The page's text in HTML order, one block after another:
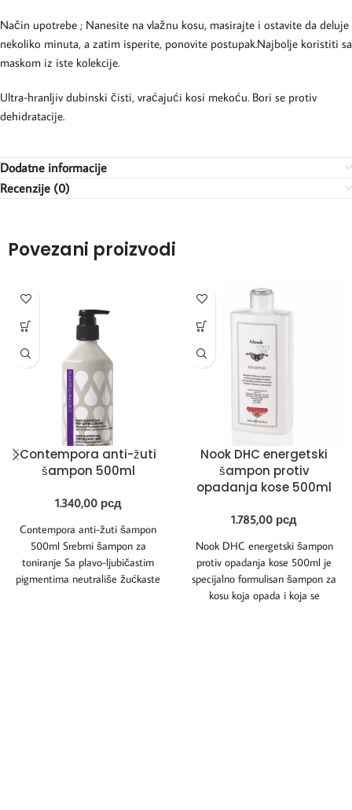
Način upotrebe ; Nanesite na vlažnu kosu, masirajte i ostavite da deluje
nekoliko minuta, a zatim isperite, ponovite postupak.Najbolje koristiti sa
maskom iz iste kolekcije.
Ultra-hranljiv dubinski čisti, vraćajući kosi mekoću. Bori se protiv
dehidratacije.
Dodatne informacije
Recenzije (0)
Povezani proizvodi
Contempora anti-žuti
šampon 500ml
1.340,00 рсд
Contempora anti-žuti šampon
500ml Srebrni šampon za
toniranje Sa plavo-ljubičastim
pigmentima neutrališe žućkaste
Nook DHC energetski
šampon protiv
opadanja kose 500ml
1.785,00 рсд
Nook DHC energetski šampon
protiv opadanja kose 500ml je
specijalno formulisan šampon za
kosu koja opada i koja se